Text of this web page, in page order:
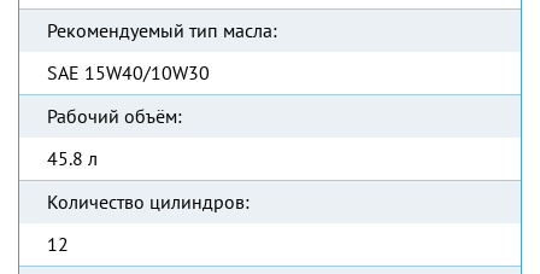
Рекомендуемый тип масла:
SAE 15W40/10W30
Рабочий объём:
45.8 л
Количество цилиндров:
12